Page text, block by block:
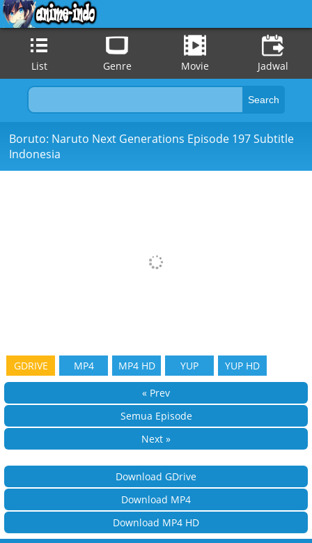
List Genre Movie Jadwal
Boruto: Naruto Next Generations Episode 197 Subtitle
Indonesia
GDRIVE MP4 MP4 HD YUP YUP HD
« Prev
Semua Episode
Next »
Download GDrive
Download MP4
Download MP4 HD